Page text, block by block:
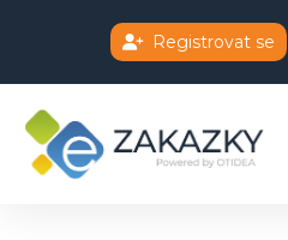
Registrovat se
Chatbot e-zakazky